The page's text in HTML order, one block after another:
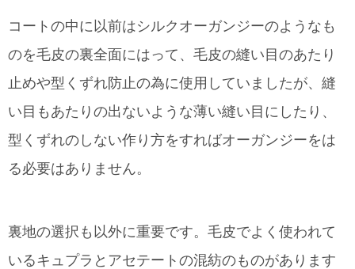
コートの中に以前はシルクオーガンジーのようなも
のを毛皮の裏全面にはって、毛皮の縫い目のあたり
止めや型くずれ防止の為に使用していましたが、縫
い目もあたりの出ないような薄い縫い目にしたり、
型くずれのしない作り方をすればオーガンジーをは
る必要はありません。
裏地の選択も以外に重要です。毛皮でよく使われて
いるキュプラとアセテートの混紡のものがあります